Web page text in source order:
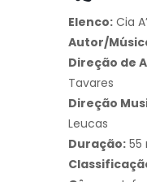
Elenco: Cia
Autor/
Direção de
Tavares
Direção
Leucas
Duração: 55